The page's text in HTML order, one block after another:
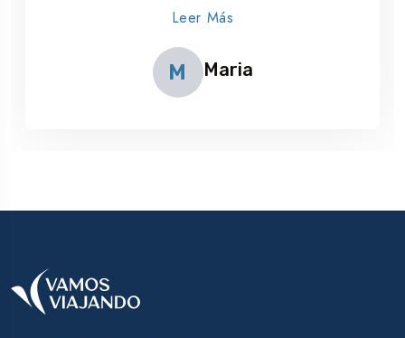
Leer Más
M Maria